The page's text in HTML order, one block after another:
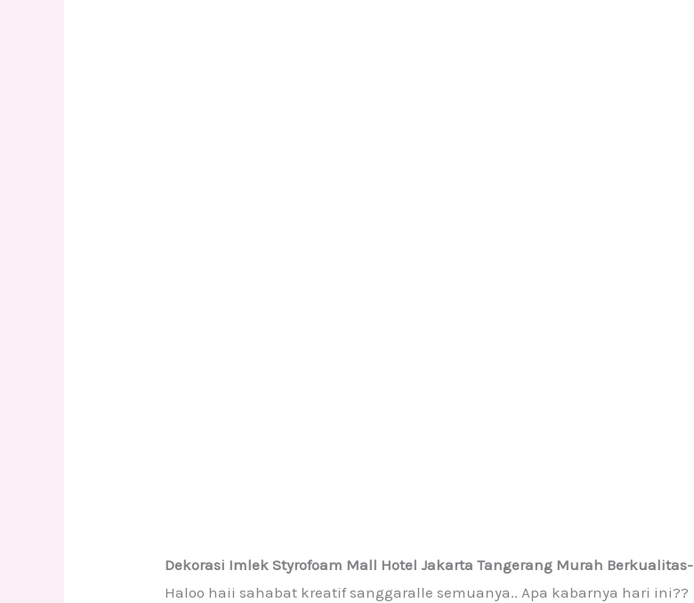
Dekorasi Imlek Styrofoam Mall Hotel Jakarta Tangerang Murah Berkualitas-
Haloo haii sahabat kreatif sanggaralle semuanya.. Apa kabarnya hari ini??